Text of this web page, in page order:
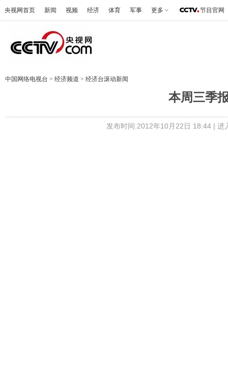
央视网首页 新闻 视频 经济 体育 军事 更多 节目官网
中国网络电视台 > 经济频道 > 经济台滚动新闻
本周三季
发布时间:2012年10月22日 18:44 | 进